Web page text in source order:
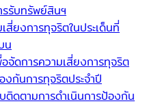
รรับทรัพย์สินฯ
สี่ยงการทุจริตในประเด็นที่
น
อจัดการความเสี่ยงการทุจริต
กันการทุจริตประจำปี
ติดตามการดำเนินการป้องกัน